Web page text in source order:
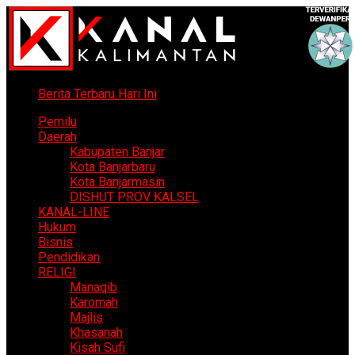
Berita Terbaru Hari Ini
Pemilu
Daerah
Kabupaten Banjar
Kota Banjarbaru
Kota Banjarmasin
DISHUT PROV KALSEL
KANAL-LINE
Hukum
Bisnis
Pendidikan
RELIGI
Manaqib
Karomah
Majlis
Khasanah
Kisah Sufi